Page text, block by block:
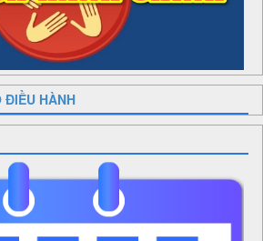
ĐIỀU HÀNH